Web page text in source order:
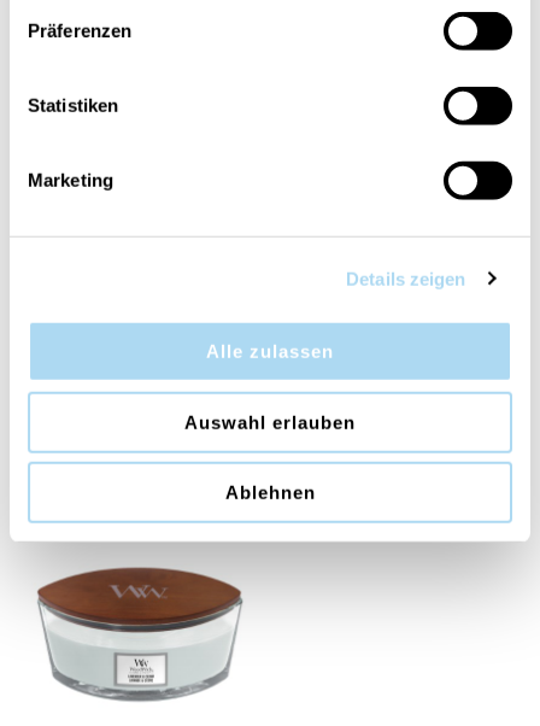
Präferenzen
Statistiken
Marketing
Details zeigen
Alle zulassen
Auswahl erlauben
Ablehnen
CHF 44.90 CHF 29.90
Fireside Large Jar
CHF 39.90
Solar Ylang Ellipse
CHF 44.90
CHF 22.45